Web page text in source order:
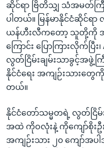
ဆိုင်ရာ ဗြိတိသျှ သံအမတ်က
ပါတယ်။ မြန်မာနိုင်ငံဆိုင်ရ
ယန်ဟီးလီကတော့ သူတို့ကို
ကြောင်း ပြောကြားလိုက်ပြီး
လွတ်ငြိမ်းချမ်းသာခွင့်အဖွဲ့
နိုင်ငံရေး အကျဉ်းသားတွေကို
တယ်။
နိုင်ငံတော်သမ္မတရဲ့ လွတ်ငြိမ်
အထဲ ကိုဝလုံးနဲ့ ကိုကျော်စိုးဦး
အကျဉ်းသား ၂၀ ကျော်အပ